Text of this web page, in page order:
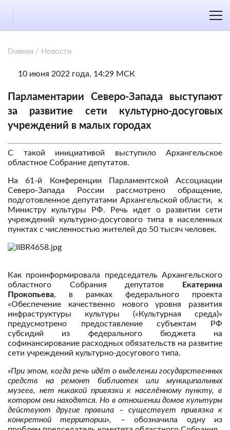
Главная / Новости
10 июня 2022 года, 14:29 МСК
Парламентарии Северо-Запада выступают
за развитие сети культурно-досуговых
учреждений в малых городах
С такой инициативой выступило Архангельское
областное Собрание депутатов.
На 61-й Конференции Парламентской Ассоциации
Северо-Запада России рассмотрено обращение,
подготовленное депутатами Архангельской области, к
Министру культуры РФ. Речь идет о развитии сети
учреждений культурно-досугового типа в населенных
пунктах с численностью жителей до 50 тысяч человек.
Как проинформировала председатель Архангельского
областного Собрания депутатов
Екатерина
Прокопьева, в рамках федерального проекта
«Обеспечение качественно нового уровня развития
инфраструктуры культуры («Культурная среда)»
предусмотрено предоставление субъектам РФ
субсидий из федерального бюджета на
софинансирование расходных обязательств на развитие
сети учреждений культурно-досугового типа.
«При этом, когда речь идёт о выделении государственных
средств на ремонт библиотек или муниципальных
музеев, нет никакой привязки к населённому пункту, в
котором они находятся. Но в отношении домов культуры
действуют другие правила – существует привязка к
конкретной территории»,
– обозначила одну из